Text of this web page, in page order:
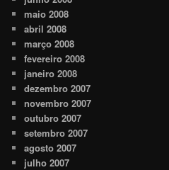
maio 2008
abril 2008
março 2008
fevereiro 2008
janeiro 2008
dezembro 2007
novembro 2007
outubro 2007
setembro 2007
agosto 2007
julho 2007